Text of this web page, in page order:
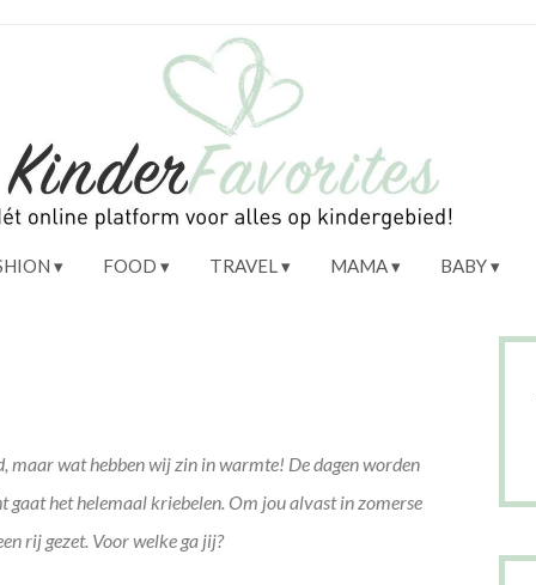
FOOD TRAVEL MAMA BABY
maar wat hebben wij zin in warmte! De dagen worden
het helemaal kriebelen. Om jou alvast in zomerse
rij gezet. Voor welke ga jij?